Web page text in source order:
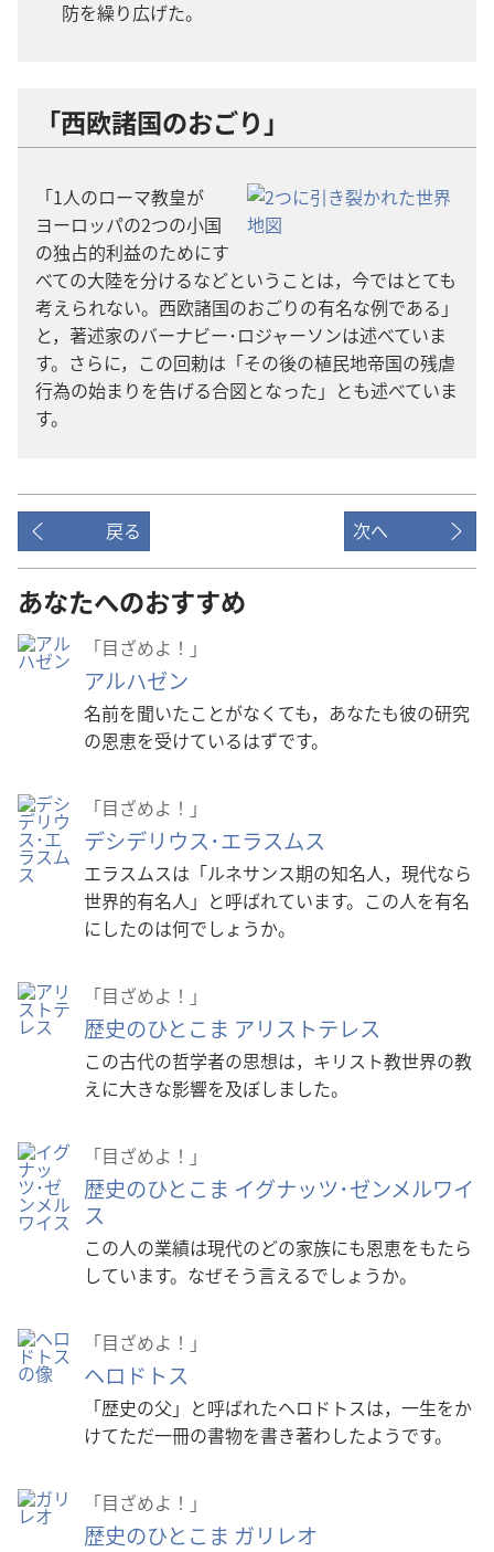
防​を​繰り広げ​た。
「西欧​諸国​の​おごり」
「1​人​の​ローマ​教皇​が​
ヨーロッパ​の​2​つ​の​小国​
の​独占​的​利益​の​ため​に​す
べて​の​大陸​を​分ける​など​と​いう​こと​は，今​で​は​とても​
考え​られ​ない。西欧​諸国​の​おごり​の​有名​な​例​で​ある」
と，著述​家​の​バーナビー​･​ロジャーソン​は​述べ​て​い​ま
す。さらに，この​回勅​は「その​後​の​植民​地​帝国​の​残虐​
行為​の​始まり​を​告げる​合図​と​なっ​た」と​も​述べ​て​い​ま
す。
戻る 次へ
あなたへのおすすめ
「目ざめよ！」
アルハゼン
名前を聞いたことがなくても，あなたも彼の研究
の恩恵を受けているはずです。
「目ざめよ！」
デシデリウス･エラスムス
エラスムスは「ルネサンス期の知名人，現代なら
世界的有名人」と呼ばれています。この人を有名
にしたのは何でしょうか。
「目ざめよ！」
歴史のひとこま アリストテレス
この古代の哲学者の思想は，キリスト教世界の教
えに大きな影響を及ぼしました。
「目ざめよ！」
歴史のひとこま イグナッツ･ゼンメルワイ
ス
この人の業績は現代のどの家族にも恩恵をもたら
しています。なぜそう言えるでしょうか。
「目ざめよ！」
ヘロドトス
「歴史の父」と呼ばれたヘロドトスは，一生をか
けてただ一冊の書物を書き著わしたようです。
「目ざめよ！」
歴史のひとこま ガリレオ